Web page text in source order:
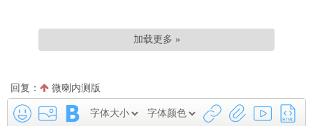
加载更多 »
回复： 微喇内测版